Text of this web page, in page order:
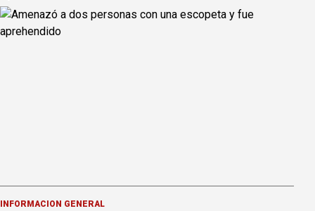
INFORMACION GENERAL